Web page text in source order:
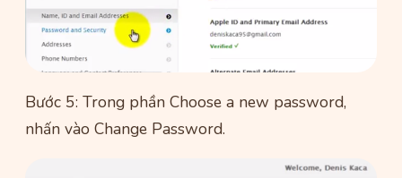
Bước 5: Trong phần Choose a new password,
nhấn vào Change Password.